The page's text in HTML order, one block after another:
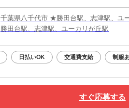
千葉県八千代市 ★勝田台駅、志津駅、ユ
勝田台駅、志津駅、ユーカリが丘駅
日払いOK 交通費支給 制服
すぐ応募する